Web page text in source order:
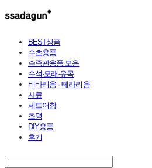
BEST상품
수초용품
수족관용품 모음
수석·모래·유목
비바리움 · 테라리움
사료
세트어항
조명
DIY용품
후기